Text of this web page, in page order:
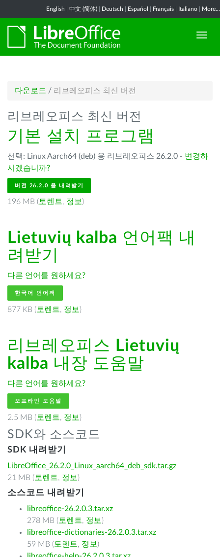
English 中文 (简体) Deutsch Español Français Italiano More...
다운로드 / 리브레오피스 최신 버전
리브레오피스 최신 버전
기본 설치 프로그램
선택: Linux Aarch64 (deb) 용 리브레오피스 26.2.0 - 변경하
시겠습니까?
버전 26.2.0 을 내려받기
196 MB ( 토렌트, 정보 )
Lietuvių kalba 언어팩 내
려받기
다른 언어를 원하세요?
한국어 언어팩
877 KB ( 토렌트, 정보 )
리브레오피스 Lietuvių
kalba 내장 도움말
다른 언어를 원하세요?
오프라인 도움말
2.5 MB ( 토렌트, 정보 )
SDK와 소스코드
SDK 내려받기
LibreOffice_26.2.0_Linux_aarch64_deb_sdk.tar.gz
21 MB ( 토렌트, 정보 )
소스코드 내려받기
libreoffice-26.2.0.3.tar.xz
278 MB ( 토렌트, 정보 )
libreoffice-dictionaries-26.2.0.3.tar.xz
59 MB ( 토렌트, 정보 )